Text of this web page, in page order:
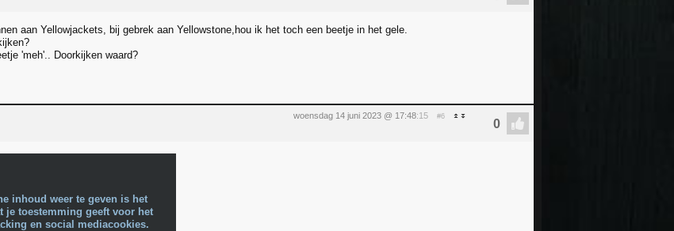
aan Yellowjackets, bij gebrek aan Yellowstone,hou ik het toch een beetje in het gele.
'meh'.. Doorkijken waard?
woensdag 14 juni 2023 @ 17:48:15 #6
inhoud weer te geven is het
je toestemming geeft voor het
en social mediacookies.